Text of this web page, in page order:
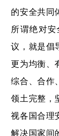
的安全共同
所谓绝对
议，就是倡
更为均衡、
综合、合作
领土完整，
视各国合理
解决国家间